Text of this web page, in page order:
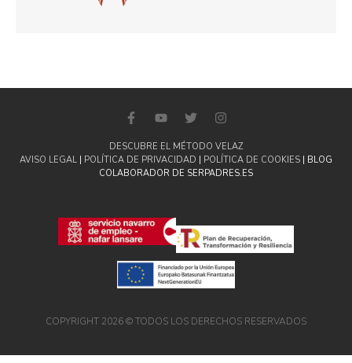
DESCUBRE EL MÉTODO VELAZ
AVISO LEGAL | POLÍTICA DE PRIVACIDAD | POLÍTICA DE COOKIES | BLOG
COLABORADOR DE SERPADRES.ES
COPYRIGHT 2026 © TODOS LOS DERECHOS RESERVADOS